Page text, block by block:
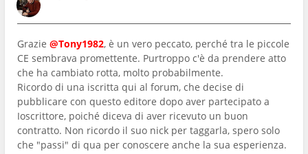
Grazie @Tony1982, è un vero peccato, perché tra le piccole
CE sembrava promettente. Purtroppo c'è da prendere atto
che ha cambiato rotta, molto probabilmente.
Ricordo di una iscritta qui al forum, che decise di
pubblicare con questo editore dopo aver partecipato a
Ioscrittore, poiché diceva di aver ricevuto un buon
contratto. Non ricordo il suo nick per taggarla, spero solo
che "passi" di qua per conoscere anche la sua esperienza.